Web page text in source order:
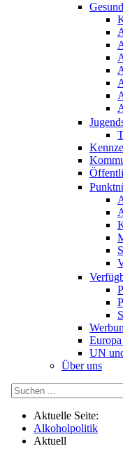
UN
Über uns
Aktuelle Seite:
Alkoholpolitik
Aktuell